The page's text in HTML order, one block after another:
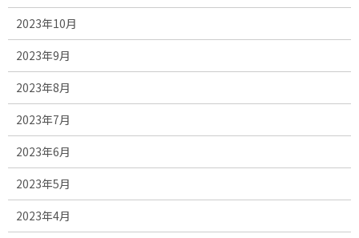
2023年10月
2023年9月
2023年8月
2023年7月
2023年6月
2023年5月
2023年4月